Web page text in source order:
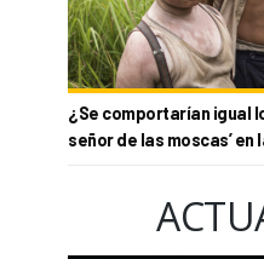
¿Se comportarían igual
señor de las moscas’